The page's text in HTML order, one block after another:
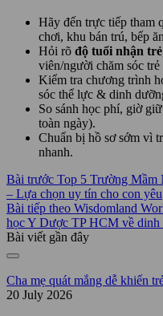
Hãy đến trực tiếp tham
chơi, khu bán trú, bếp
Hỏi rõ độ tuổi nhận trẻ
viên/người chăm sóc trẻ
Kiểm tra chương trình
sóc thể lực & dinh
So sánh học phí, giờ
toàn ngày).
Chuẩn bị hồ sơ sớm vì
nhanh.
Bài trước Top 5 Trường Mầm
– Lựa chọn uy tín cho con yêu
Bài tiếp theo Wisdomland
học Y Dược TP HCM về dinh
Bài viết gần đây
Cha mẹ quát mắng dễ khiến
20 July 2026